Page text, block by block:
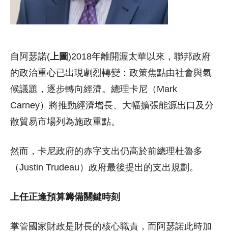
自阿瑟諾(上圖)2018年離開渥太華以來，聯邦政府
的政治重心已出現劇烈轉變：政策焦點由社會與氣
候議題，逐步轉向經濟。總理卡尼（Mark
Carney）將推動經濟增長、大幅擴張能源出口及分
散貿易市場列為施政重點。
然而，卡尼政府的赤字支出仍高於前總理杜魯多
（Justin Trudeau）政府最後提出的支出規劃。
上任正逢預算籌備關鍵時刻
掌管國家財政是財長的核心職責，而阿瑟諾此時加